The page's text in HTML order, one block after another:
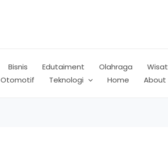
Bisnis Edutaiment Olahraga
Otomotif Teknologi Home About